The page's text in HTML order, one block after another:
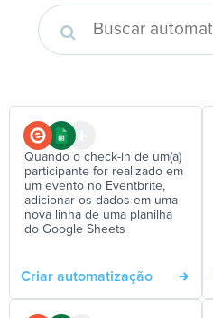
Quando o check-in de um(a)
participante for realizado em
um evento no Eventbrite,
adicionar os dados em uma
nova linha de uma planilha
do Google Sheets
Criar automatização